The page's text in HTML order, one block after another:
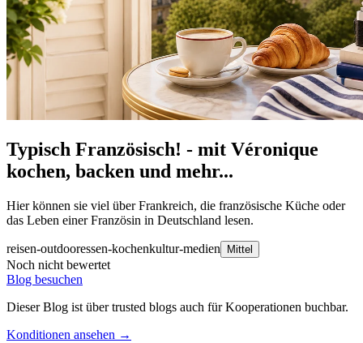
Typisch Französisch! - mit Véronique
kochen, backen und mehr...
Hier können sie viel über Frankreich, die französische Küche oder
das Leben einer Französin in Deutschland lesen.
reisen-outdooressen-kochenkultur-medien Mittel
Noch nicht bewertet
Blog besuchen
Dieser Blog ist über trusted blogs auch für Kooperationen buchbar.
Konditionen ansehen →